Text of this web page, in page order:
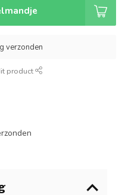
verzonden
product